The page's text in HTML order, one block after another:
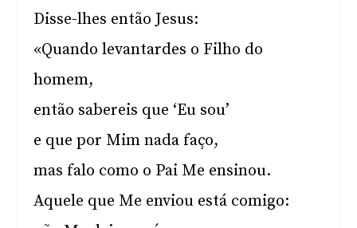
Disse-lhes então Jesus:
«Quando levantardes o Filho do
homem,
então sabereis que ‘Eu sou’
e que por Mim nada faço,
mas falo como o Pai Me ensinou.
Aquele que Me enviou está comigo: